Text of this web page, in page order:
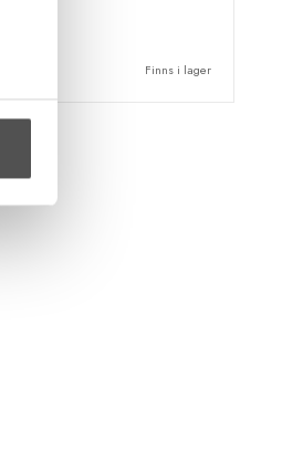
Finns i lager